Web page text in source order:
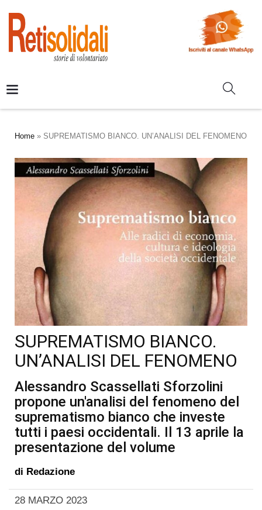
Home » SUPREMATISMO BIANCO. UN’ANALISI DEL FENOMENO
SUPREMATISMO BIANCO.
UN’ANALISI DEL FENOMENO
Alessandro Scassellati Sforzolini
propone un'analisi del fenomeno del
suprematismo bianco che investe
tutti i paesi occidentali. Il 13 aprile la
presentazione del volume
di Redazione
28 MARZO 2023